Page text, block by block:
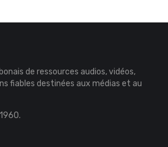
de ressources audios, vidéos,
fiables destinées aux médias et au